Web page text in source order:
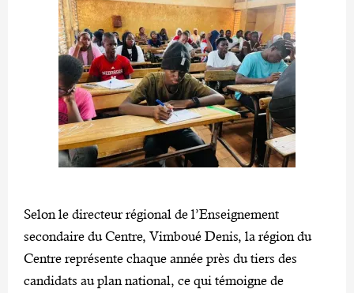
Selon le directeur régional de l’Enseignement
secondaire du Centre, Vimboué Denis, la région du
Centre représente chaque année près du tiers des
candidats au plan national, ce qui témoigne de